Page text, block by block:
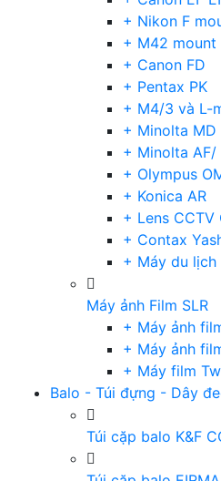
+ Nikon F
+ M42 mount
+ Canon FD
+ Pentax PK
+ M4/3 và L-
+ Minolta MD
+ Minolta
+ Olympus
+ Konica AR
+ Lens
+ Contax
+ Máy du
Máy ảnh Film SLR
+ Máy ảnh
+ Máy ảnh
+ Máy film
Balo - Túi đựng - Dây
Túi cặp balo K&F